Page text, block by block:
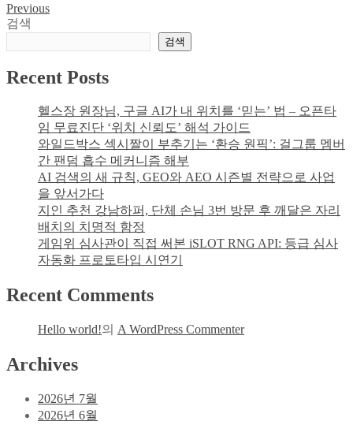
지
의
간
극
중
계
의
로
가
라
료
글
탐
Previous
검색
검색
Recent Posts
헬스장 원장님, 구글 AI가 내 위치를 ‘믿는’ 법 – 오픈타
임 무료진단 ‘위치 신뢰도’ 해석 가이드
와일드박스 섹시짤이 부추기는 ‘환승 원픽’: 걸그룹 멤버
간 팬덤 흡수 메커니즘 해부
AI 검색의 새 규칙, GEO와 AEO 시즌별 전략으로 사업
을 앞서가다
지인 추천 강남하퍼, 단체 손님 3번 방문 후 깨달은 자리
배치의 치명적 함정
게임위 심사관이 직접 써본 iSLOT RNG API: 등급 심사
자동화 프로토타입 시연기
Recent Comments
Hello world!의 A WordPress Commenter
Archives
2026년 7월
2026년 6월